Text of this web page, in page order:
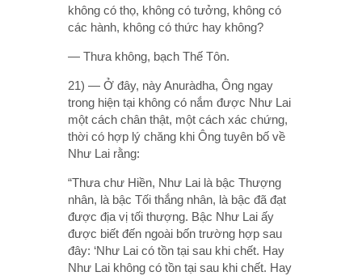
không có thọ, không có tưởng, không có
các hành, không có thức hay không?
— Thưa không, bạch Thế Tôn.
21) — Ở đây, này Anuràdha, Ông ngay
trong hiện tại không có nắm được Như Lai
một cách chân thật, một cách xác chứng,
thời có hợp lý chăng khi Ông tuyên bố về
Như Lai rằng:
“Thưa chư Hiền, Như Lai là bậc Thượng
nhân, là bậc Tối thắng nhân, là bậc đã đạt
được địa vị tối thượng. Bậc Như Lai ấy
được biết đến ngoài bốn trường hợp sau
đây: ‘Như Lai có tồn tại sau khi chết. Hay
Như Lai không có tồn tại sau khi chết. Hay